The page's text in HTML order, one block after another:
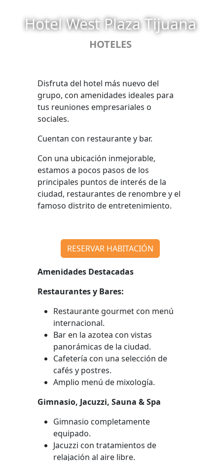
Hotel West Plaza Tijuana
HOTELES
Disfruta del hotel más nuevo del
grupo, con amenidades ideales para
tus reuniones empresariales o
sociales.
Cuentan con restaurante y bar.
Con una ubicación inmejorable,
estamos a pocos pasos de los
principales puntos de interés de la
ciudad, restaurantes de renombre y el
famoso distrito de entretenimiento.
RESERVAR HABITACIÓN
Amenidades Destacadas
Restaurantes y Bares:
Restaurante gourmet con menú
internacional.
Bar en la azotea con vistas
panorámicas de la ciudad.
Cafetería con una selección de
cafés y postres.
Amplio menú de mixología.
Gimnasio, Jacuzzi, Sauna & Spa​​
Gimnasio completamente
equipado.
Jacuzzi con tratamientos de
relajación al aire libre.